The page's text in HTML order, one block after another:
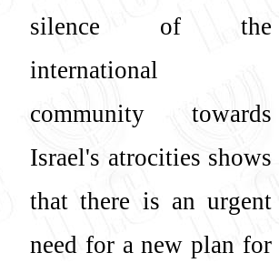
silence of the
international
community towards
Israel's atrocities shows
that there is an urgent
need for a new plan for